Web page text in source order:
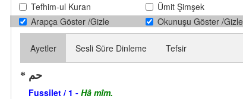
Tefhim-ul Kuran
Ümit Şimşek
Arapça Göster /Gizle
Okunuşu Göster /Gizle
Ayetler Sesli Süre Dinleme Tefsir
حم
Fussilet / 1 - Hâ mîm.